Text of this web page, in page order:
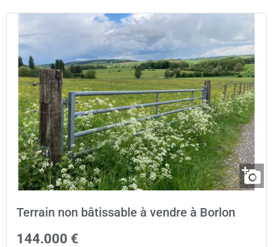
Terrain non bâtissable à vendre à Borlon
144.000 €